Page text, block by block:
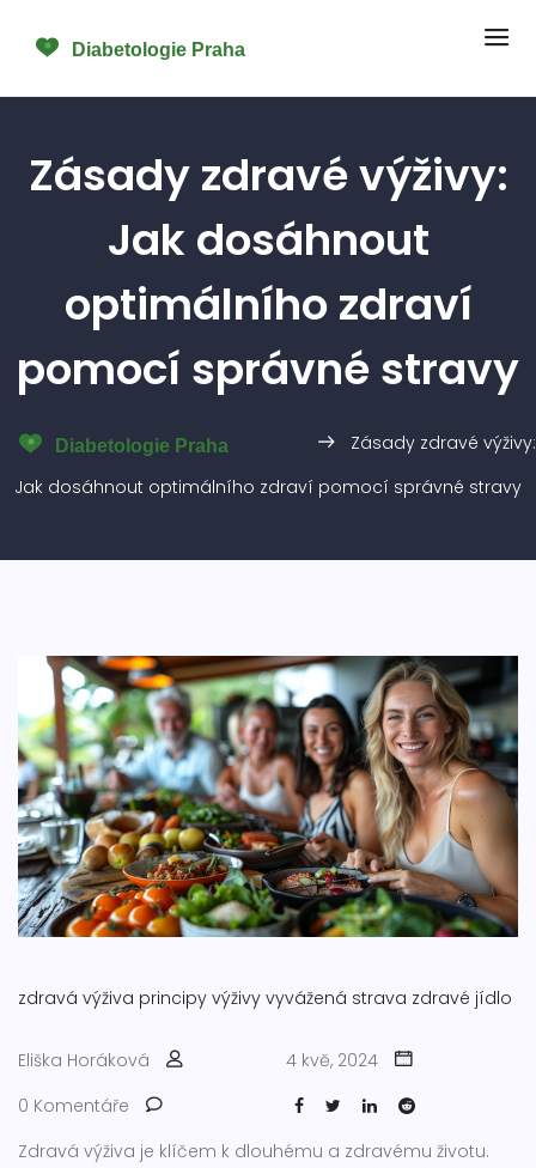
Zásady zdravé výživy:
Jak dosáhnout
optimálního zdraví
pomocí správné stravy
Zásady zdravé výživy:
Jak dosáhnout optimálního zdraví pomocí správné stravy
zdravá výživa principy výživy vyvážená strava zdravé jídlo
Eliška Horáková
4 kvě, 2024
0 Komentáře
Zdravá výživa je klíčem k dlouhému a zdravému životu.